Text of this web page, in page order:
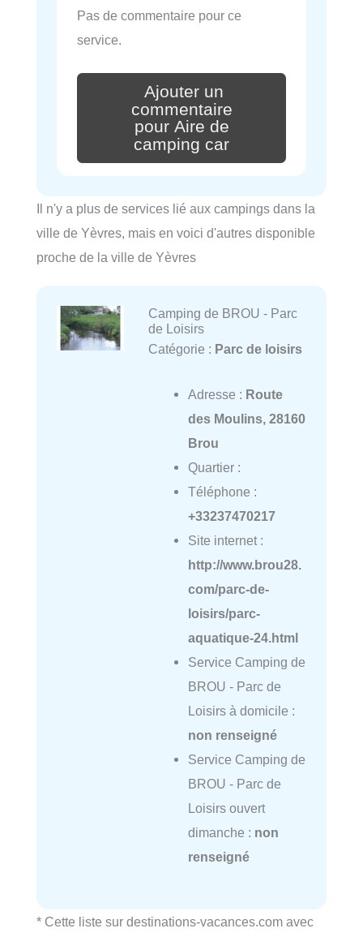
Pas de commentaire pour ce
service.
Ajouter un
commentaire
pour Aire de
camping car
Il n'y a plus de services lié aux campings dans la
ville de Yèvres, mais en voici d'autres disponible
proche de la ville de Yèvres
Camping de BROU - Parc
de Loisirs
Catégorie : Parc de loisirs
Adresse : Route
des Moulins, 28160
Brou
Quartier :
Téléphone :
+33237470217
Site internet :
http://www.brou28.
com/parc-de-
loisirs/parc-
aquatique-24.html
Service Camping de
BROU - Parc de
Loisirs à domicile :
non renseigné
Service Camping de
BROU - Parc de
Loisirs ouvert
dimanche : non
renseigné
* Cette liste sur destinations-vacances.com avec